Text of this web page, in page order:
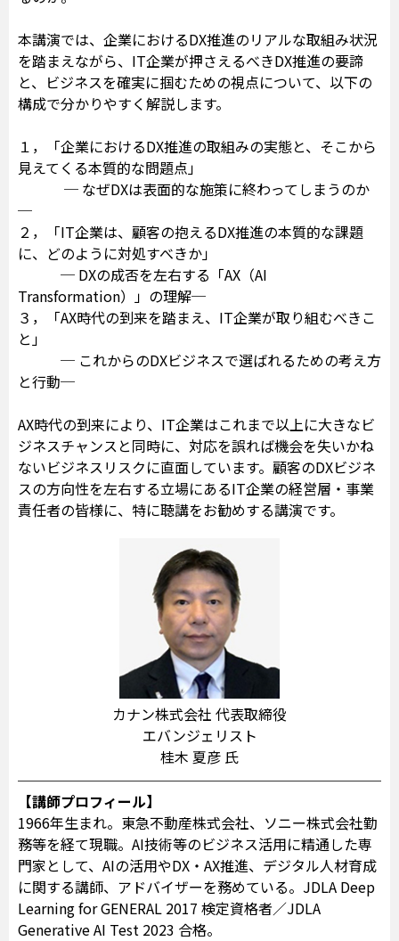
本講演では、企業におけるDX推進のリアルな取組み状況
を踏まえながら、IT企業が押さえるべきDX推進の要諦
と、ビジネスを確実に掴むための視点について、以下の
構成で分かりやすく解説します。
１，「企業におけるDX推進の取組みの実態と、そこから
見えてくる本質的な問題点」
─ なぜDXは表面的な施策に終わってしまうのか
─
２，「IT企業は、顧客の抱えるDX推進の本質的な課題
に、どのように対処すべきか」
─ DXの成否を左右する「AX（AI
Transformation）」の理解─
３，「AX時代の到来を踏まえ、IT企業が取り組むべきこ
と」
─ これからのDXビジネスで選ばれるための考え方
と行動─
AX時代の到来により、IT企業はこれまで以上に大きなビ
ジネスチャンスと同時に、対応を誤れば機会を失いかね
ないビジネスリスクに直面しています。顧客のDXビジネ
スの方向性を左右する立場にあるIT企業の経営層・事業
責任者の皆様に、特に聴講をお勧めする講演です。
カナン株式会社 代表取締役
エバンジェリスト
桂木 夏彦 氏
【講師プロフィール】
1966年生まれ。東急不動産株式会社、ソニー株式会社勤
務等を経て現職。AI技術等のビジネス活用に精通した専
門家として、AIの活用やDX・AX推進、デジタル人材育成
に関する講師、アドバイザーを務めている。JDLA Deep
Learning for GENERAL 2017 検定資格者／JDLA
Generative AI Test 2023 合格。